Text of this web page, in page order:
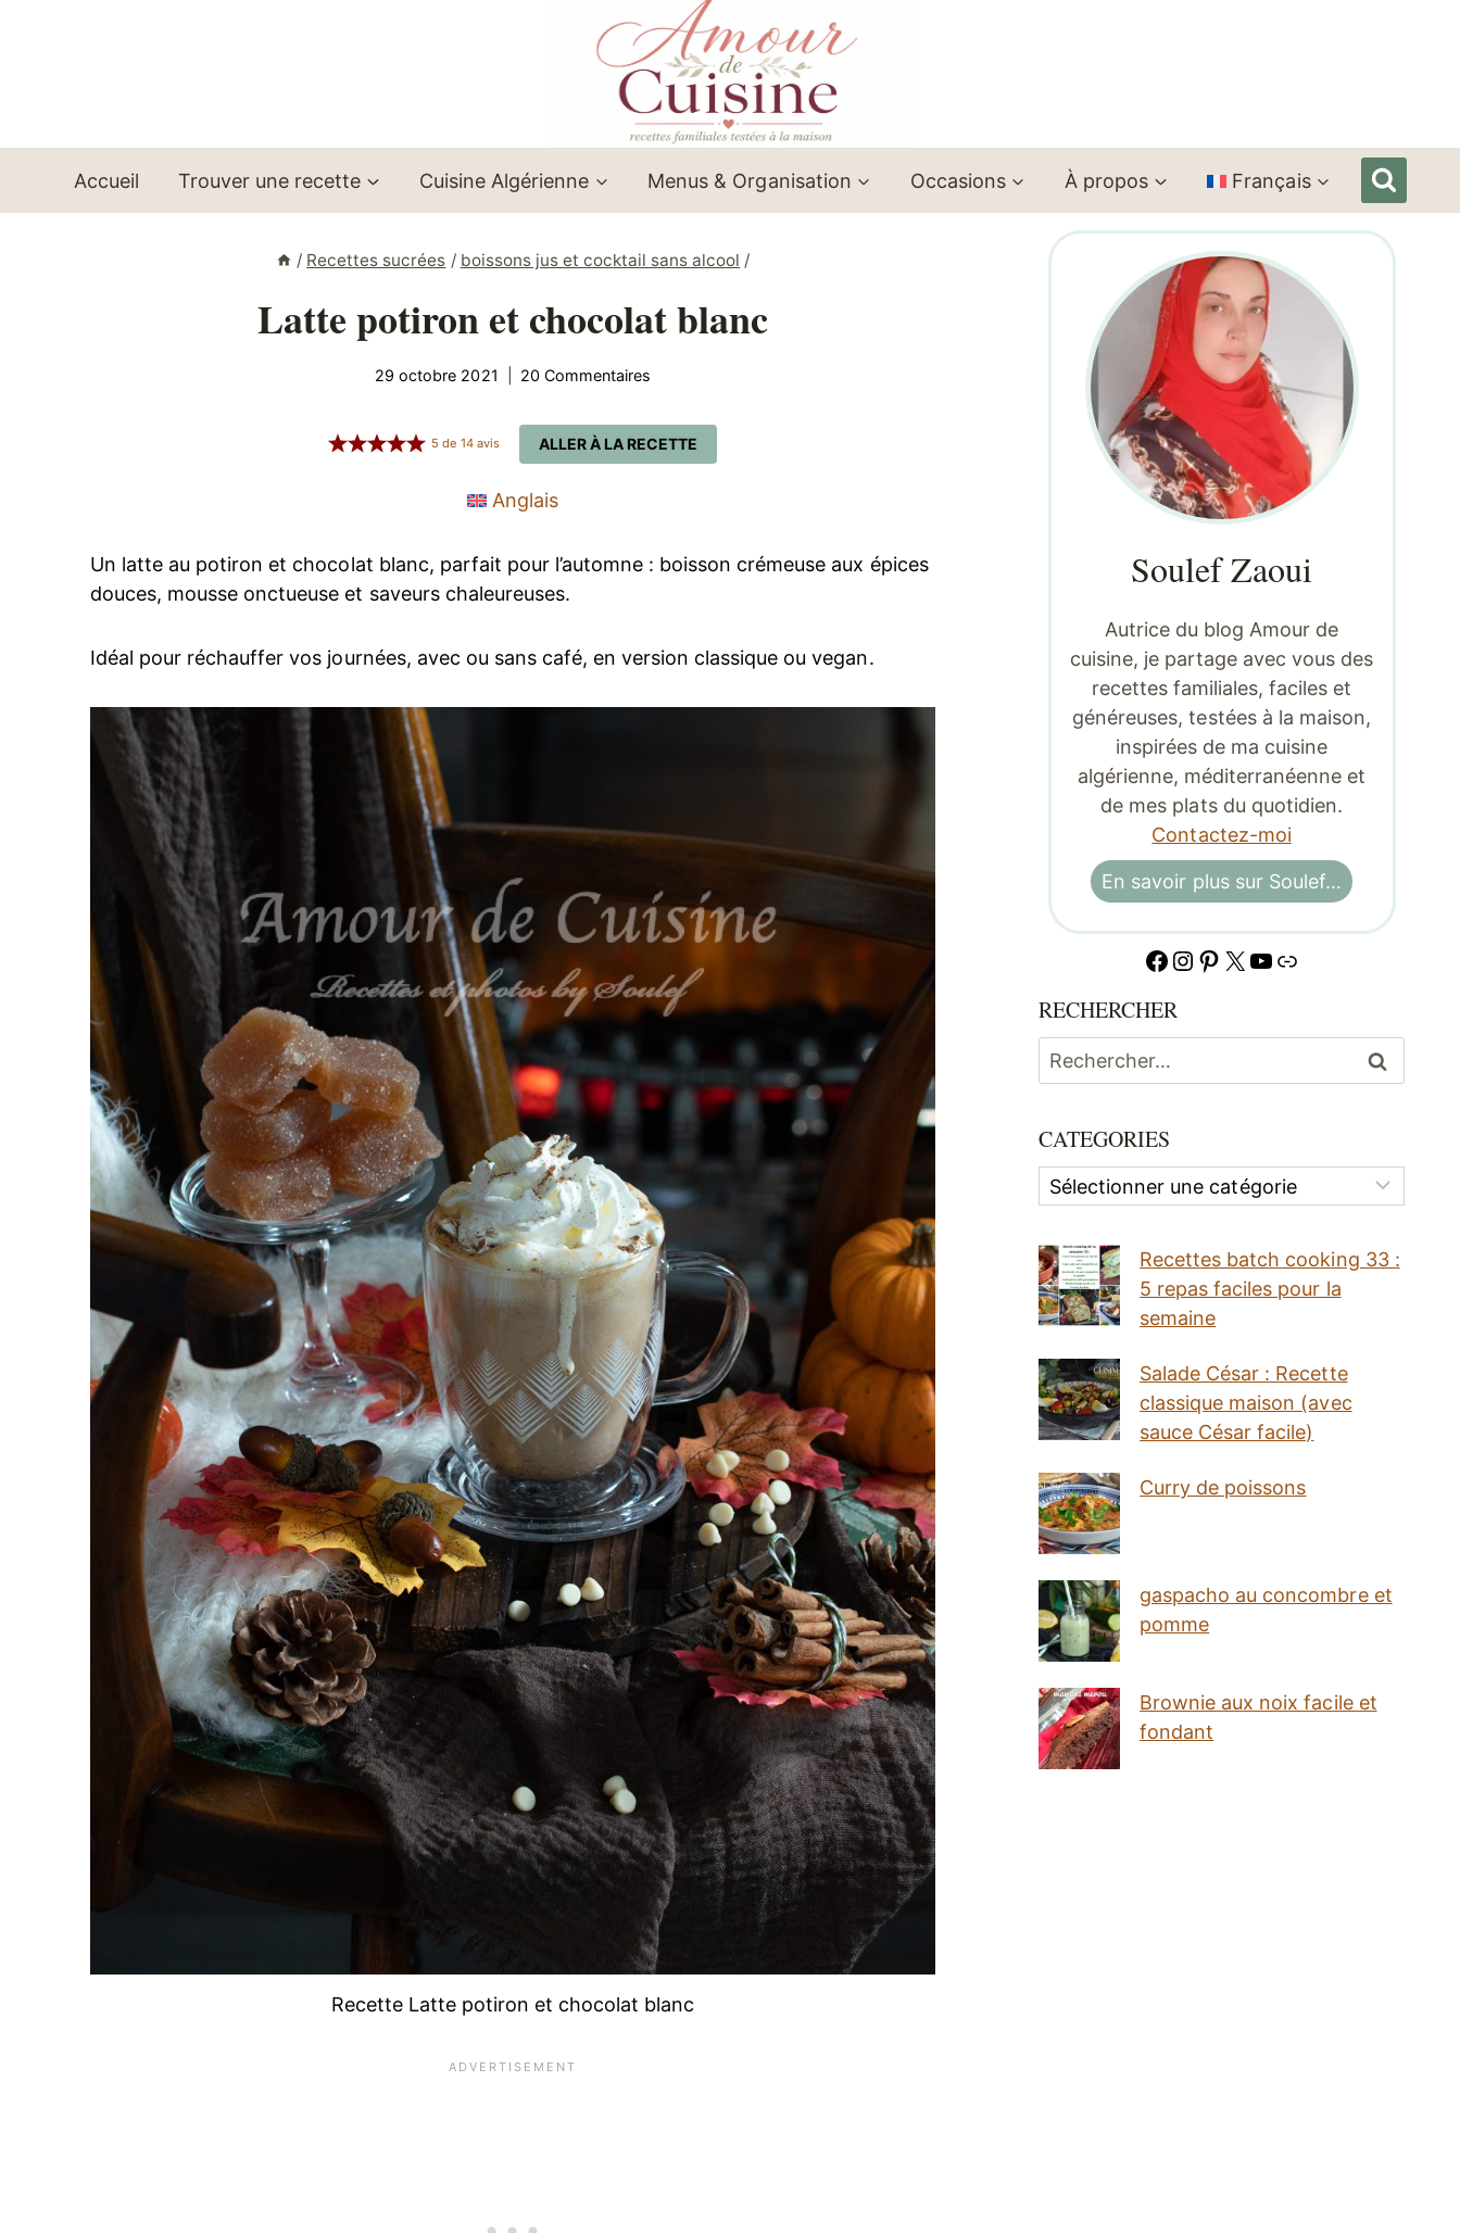
Accueil Trouver une recette Cuisine Algérienne Menus & Organisation Occasions À propos Français
/ Recettes sucrées / boissons jus et cocktail sans alcool /
Latte potiron et chocolat blanc
29 octobre 2021 20 Commentaires
ALLER À LA RECETTE
5 de 14avis
Anglais
Un latte au potiron et chocolat blanc, parfait pour l’automne : boisson crémeuse aux épices
douces, mousse onctueuse et saveurs chaleureuses.
Idéal pour réchauffer vos journées, avec ou sans café, en version classique ou vegan.
Recette Latte potiron et chocolat blanc
Soulef Zaoui
Autrice du blog Amour de
cuisine, je partage avec vous des
recettes familiales, faciles et
généreuses, testées à la maison,
inspirées de ma cuisine
algérienne, méditerranéenne et
de mes plats du quotidien.
Contactez-moi
En savoir plus sur Soulef…
Facebook
Instagram
Pinterest
X YouTube
Lien
RECHERCHER
Rechercher :
CATEGORIES
Categories
Recettes batch cooking 33 :
5 repas faciles pour la
semaine
Salade César : Recette
classique maison (avec
sauce César facile)
Curry de poissons
gaspacho au concombre et
pomme
Brownie aux noix facile et
fondant